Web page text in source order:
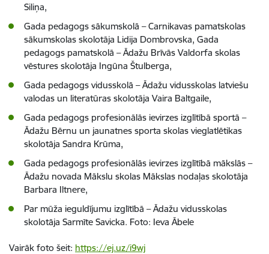
Siliņa,
Gada pedagogs sākumskolā – Carnikavas pamatskolas
sākumskolas skolotāja Lidija Dombrovska, Gada
pedagogs pamatskolā – Ādažu Brīvās Valdorfa skolas
vēstures skolotāja Ingūna Štulberga,
Gada pedagogs vidusskolā – Ādažu vidusskolas latviešu
valodas un literatūras skolotāja Vaira Baltgaile,
Gada pedagogs profesionālās ievirzes izglītībā sportā –
Ādažu Bērnu un jaunatnes sporta skolas vieglatlētikas
skolotāja Sandra Krūma,
Gada pedagogs profesionālās ievirzes izglītībā mākslās –
Ādažu novada Mākslu skolas Mākslas nodaļas skolotāja
Barbara Iltnere,
Par mūža ieguldījumu izglītībā – Ādažu vidusskolas
skolotāja Sarmīte Savicka. Foto: Ieva Ābele
Vairāk foto šeit: https://ej.uz/i9wj